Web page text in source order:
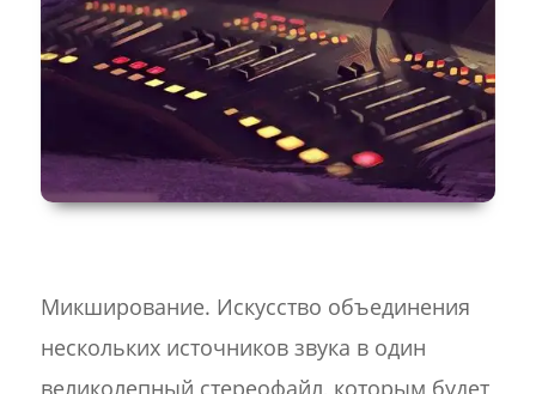
Микширование. Искусство объединения
нескольких источников звука в один
великолепный стереофайл, которым будет